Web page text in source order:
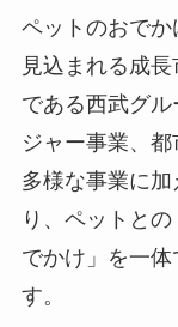
ペットのおで
見込まれる成
である西武グ
ジャー事業、
多様な事業に
り、ペットと
でかけ」を一
す。